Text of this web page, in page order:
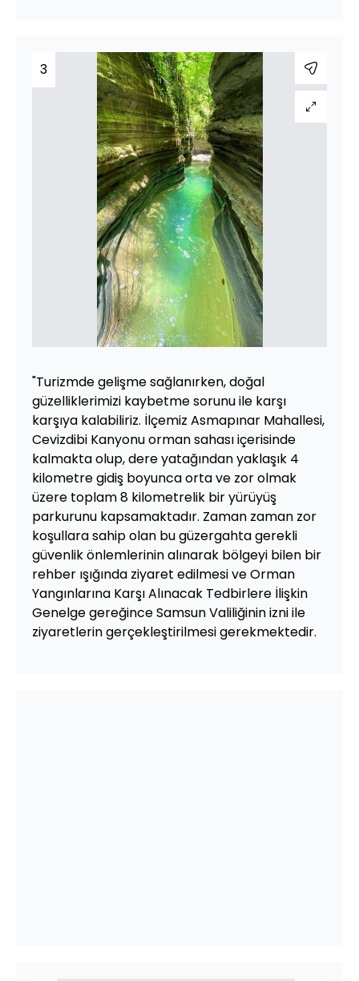
3
"Turizmde gelişme sağlanırken, doğal
güzelliklerimizi kaybetme sorunu ile karşı
karşıya kalabiliriz. İlçemiz Asmapınar Mahallesi,
Cevizdibi Kanyonu orman sahası içerisinde
kalmakta olup, dere yatağından yaklaşık 4
kilometre gidiş boyunca orta ve zor olmak
üzere toplam 8 kilometrelik bir yürüyüş
parkurunu kapsamaktadır. Zaman zaman zor
koşullara sahip olan bu güzergahta gerekli
güvenlik önlemlerinin alınarak bölgeyi bilen bir
rehber ışığında ziyaret edilmesi ve Orman
Yangınlarına Karşı Alınacak Tedbirlere İlişkin
Genelge gereğince Samsun Valiliğinin izni ile
ziyaretlerin gerçekleştirilmesi gerekmektedir.